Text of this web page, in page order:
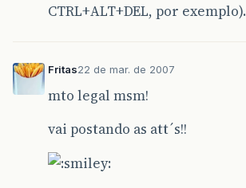
CTRL+ALT+DEL, por exemplo).
Fritas22 de mar. de 2007
mto legal msm!
vai postando as att´s!!